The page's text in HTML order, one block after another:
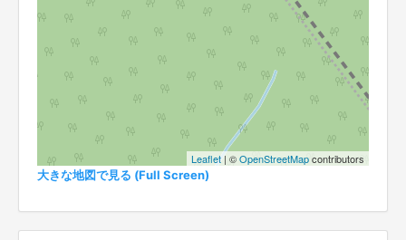
Leaflet | ©OpenStreetMapcontributors
大きな地図で見る (Full Screen)